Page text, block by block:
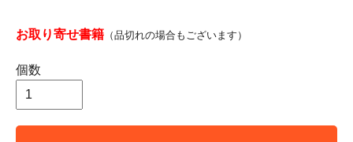
お取り寄せ書籍 （品切れの場合もございます）
個数